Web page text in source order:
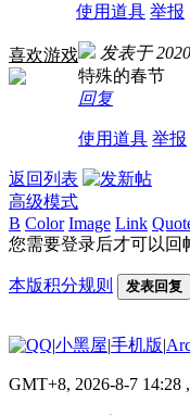
使用道具 举报
喜欢游戏 发表于
特殊的春节
回复
使用道具 举报
返回列表
高级模式
B Color Image Link
您需要登录后才可以回
本版积分规则 发表回复
|小黑屋|手机版|
GMT+8, 2026-8-7 14:28